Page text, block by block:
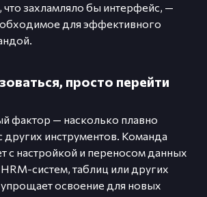
что захламляло бы интерфейс, —
для эффективного
просто перейти
фактор — насколько плавно
других инструментов. Команда
с настройкой и переносом данных
систем, таблиц или других
упрощает освоение для новых